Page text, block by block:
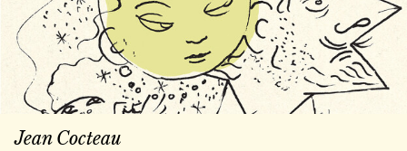
Jean Cocteau